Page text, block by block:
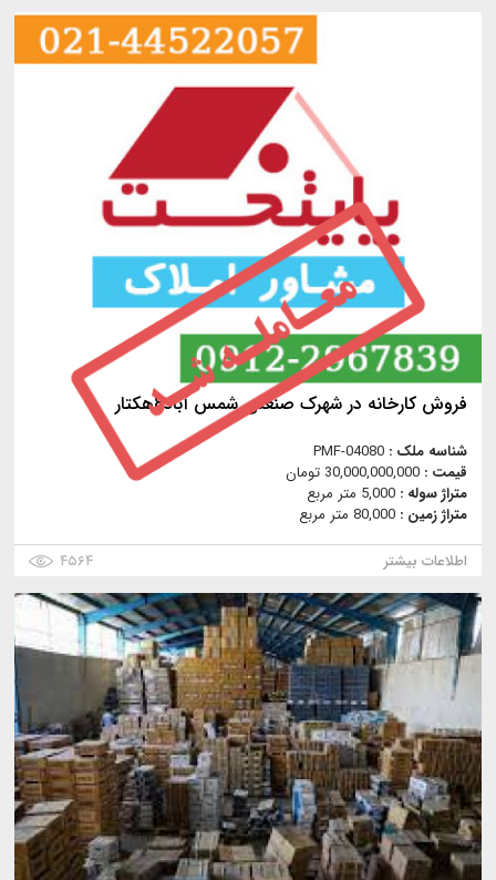
فروش کارخانه در شهرک صنعتی شمس آباد8هکتار
شناسه ملک : PMF-04080
قیمت : 30,000,000,000 تومان
متراژ سوله : 5,000 متر مربع
متراژ زمین : 80,000 متر مربع
اطلاعات بیشتر
۴۵۶۴